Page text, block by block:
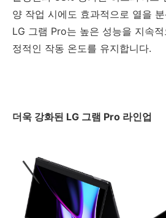
양 작업 시에도 효과적으로 열을
LG 그램 Pro는 높은 성능을 지속
정적인 작동 온도를 유지합니다.
더욱 강화된 LG 그램 Pro 라인업